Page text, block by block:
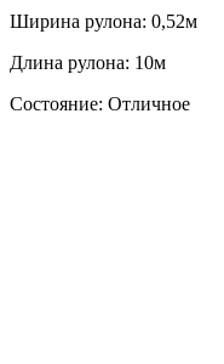
Ширина рулона: 0,52м
Длина рулона: 10м
Состояние: Отличное